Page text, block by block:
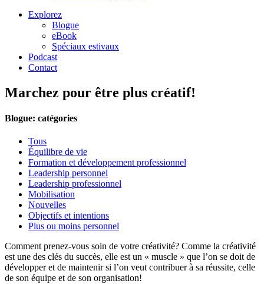
Explorez
Blogue
eBook
Spéciaux estivaux
Podcast
Contact
Marchez pour être plus créatif!
Blogue: catégories
Tous
Équilibre de vie
Formation et développement professionnel
Leadership personnel
Leadership professionnel
Mobilisation
Nouvelles
Objectifs et intentions
Plus ou moins personnel
Comment prenez-vous soin de votre créativité? Comme la créativité
est une des clés du succès, elle est un « muscle » que l’on se doit de
développer et de maintenir si l’on veut contribuer à sa réussite, celle
de son équipe et de son organisation!